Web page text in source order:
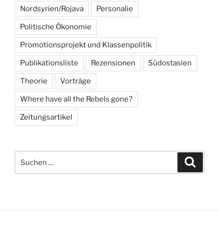
Nordsyrien/Rojava Personalie
Politische Ökonomie
Promotionsprojekt und Klassenpolitik
Publikationsliste Rezensionen Südostasien
Theorie Vorträge
Where have all the Rebels gone?
Zeitungsartikel
nach: